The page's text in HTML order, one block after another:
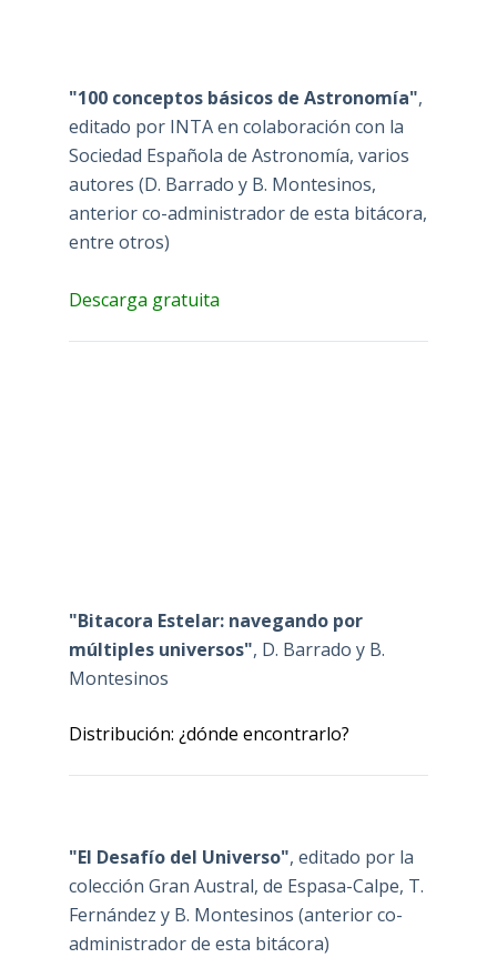
"100 conceptos básicos de Astronomía",
editado por INTA en colaboración con la
Sociedad Española de Astronomía, varios
autores (D. Barrado y B. Montesinos,
anterior co-administrador de esta bitácora,
entre otros)
Descarga gratuita
"Bitacora Estelar: navegando por
múltiples universos", D. Barrado y B.
Montesinos
Distribución: ¿dónde encontrarlo?
"El Desafío del Universo", editado por la
colección Gran Austral, de Espasa-Calpe, T.
Fernández y B. Montesinos (anterior co-
administrador de esta bitácora)